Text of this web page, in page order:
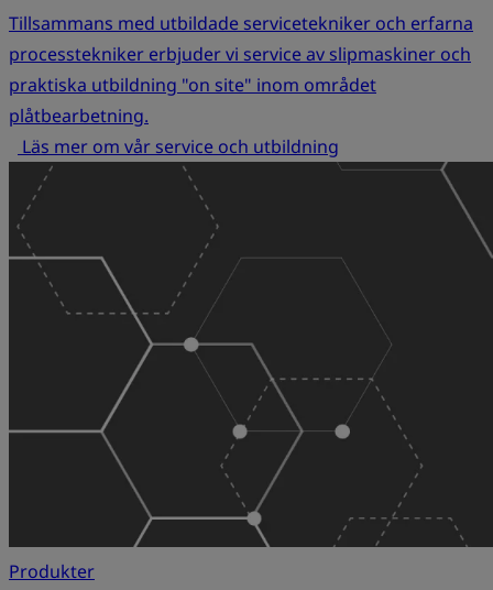
Tillsammans med utbildade servicetekniker och erfarna
processtekniker erbjuder vi service av slipmaskiner och
praktiska utbildning "on site" inom området
plåtbearbetning.
Läs mer om vår service och utbildning
Produkter